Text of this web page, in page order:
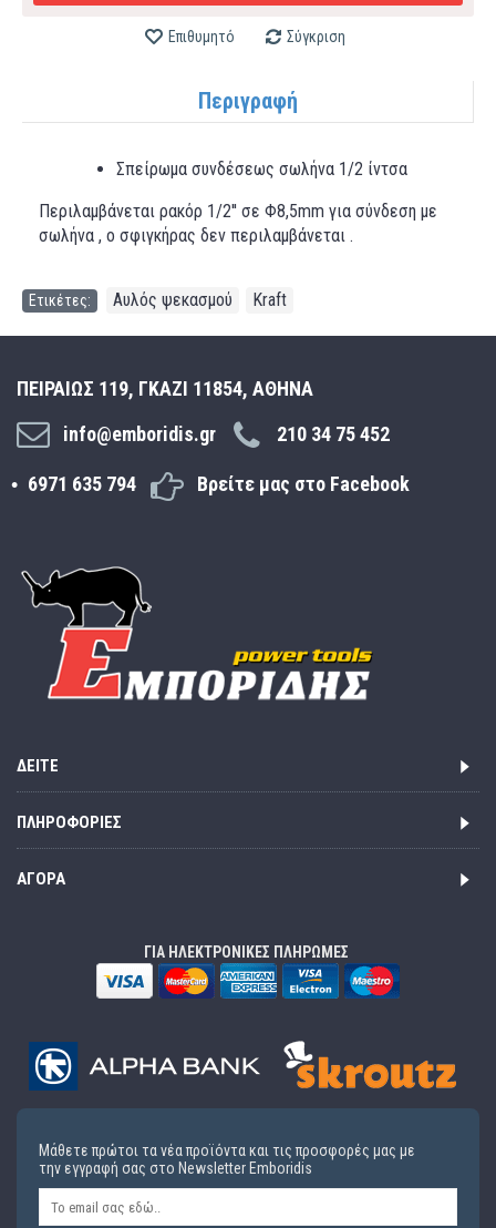
Επιθυμητό Σύγκριση
Περιγραφή
Σπείρωμα συνδέσεως σωλήνα 1/2 ίντσα
Περιλαμβάνεται ρακόρ 1/2'' σε Φ8,5mm για σύνδεση με
σωλήνα , ο σφιγκήρας δεν περιλαμβάνεται .
Ετικέτες: Αυλός ψεκασμού Kraft
ΠΕΙΡΑΙΩΣ 119, ΓΚΑΖΙ 11854, ΑΘΗΝΑ
info@emboridis.gr
210 34 75 452
6971 635 794 Βρείτε μας στο Facebook
ΔΕΊΤΕ
ΠΛΗΡΟΦΟΡΊΕΣ
ΑΓΟΡΆ
ΓΙΑ ΗΛΕΚΤΡΟΝΙΚΕΣ ΠΛΗΡΩΜΕΣ
Μάθετε πρώτοι τα νέα προϊόντα και τις προσφορές μας με
την εγγραφή σας στο Newsletter Emboridis